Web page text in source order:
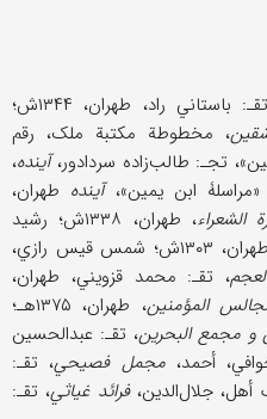
، تقـ: باستاني راد، طهران، ۱۳۴۴ش؛
، مخطوطة مکتبة ملک، رقم
آینده،
آینده طهران،
الشعراء
، طهران، ۱۳۳۸ش؛ رشید
، طهران، ۱۳۰۳ش؛ شمس قیس رازي،
، تقـ: محمد قزویني، طهران،
المؤمنین
، طهران، ۱۳۷۵هـ؛
و مجمع البحرین، تقـ: عبدالحسین
مجمل فصیحي، تقـ:
فرائد غیاثي، تقـ: